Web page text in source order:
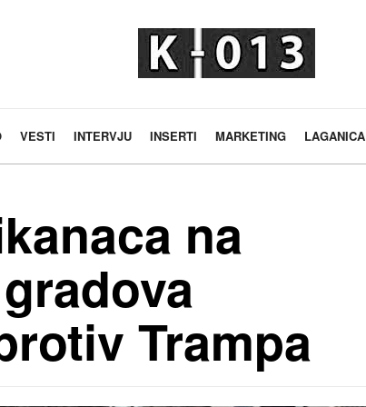
VESTI INTERVJU INSERTI MARKETING LAGANICA
na
Trampa